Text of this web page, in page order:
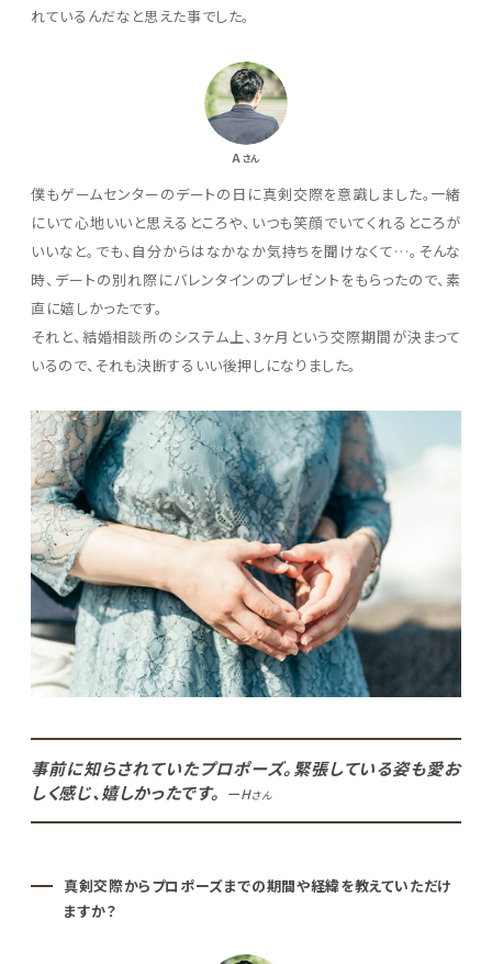
れているんだなと思えた事でした。
Aさん
僕もゲームセンターのデートの日に真剣交際を意識しました。一緒
にいて心地いいと思えるところや、いつも笑顔でいてくれるところが
いいなと。でも、自分からはなかなか気持ちを聞けなくて…。そんな
時、デートの別れ際にバレンタインのプレゼントをもらったので、素
直に嬉しかったです。
それと、結婚相談所のシステム上、3ヶ月という交際期間が決まって
いるので、それも決断するいい後押しになりました。
事前に知らされていたプロポーズ。緊張している姿も愛お
しく感じ、嬉しかったです。 ーHさん
真剣交際からプロポーズまでの期間や経緯を教えていただけ
ますか？